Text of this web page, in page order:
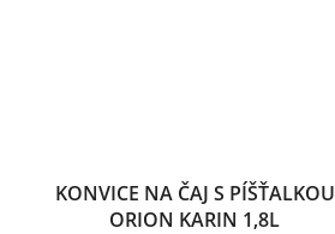
KONVICE NA ČAJ S PÍŠŤALKOU
ORION KARIN 1,8L